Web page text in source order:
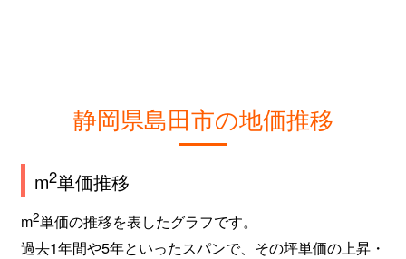
静岡県島田市の地価推移
m2単価推移
m2単価の推移を表したグラフです。
過去1年間や5年といったスパンで、その坪単価の上昇・